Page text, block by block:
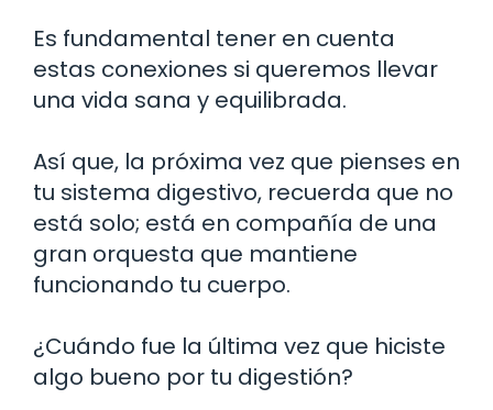
Es fundamental tener en cuenta
estas conexiones si queremos llevar
una vida sana y equilibrada.
Así que, la próxima vez que pienses en
tu sistema digestivo, recuerda que no
está solo; está en compañía de una
gran orquesta que mantiene
funcionando tu cuerpo.
¿Cuándo fue la última vez que hiciste
algo bueno por tu digestión?